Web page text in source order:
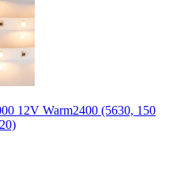
12V Warm2400 (5630, 150